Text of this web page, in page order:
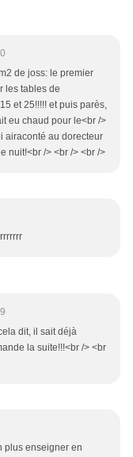
de joss: le premier
les tables de
et 25!!!!! et puis parès,
eu chaud pour le<br />
airaconté au dorecteur
nuit!<br /> <br /> <br />
dit, il sait déjà
la suite!!!<br /> <br
plus enseigner en